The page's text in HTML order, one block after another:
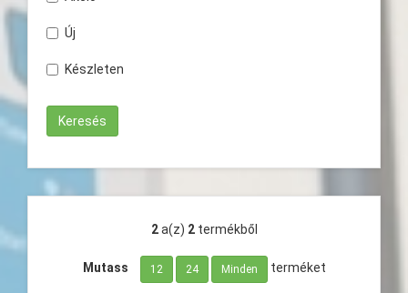
Új
Készleten
2a(z) 2 termékből
Mutass 12 24 Minden terméket